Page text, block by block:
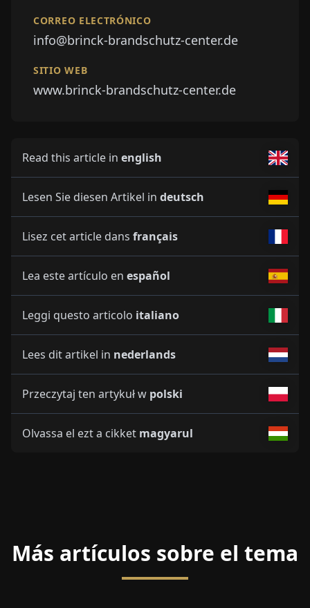
CORREO ELECTRÓNICO
info@brinck-brandschutz-center.de
SITIO WEB
www.brinck-brandschutz-center.de
Read this article in english
Lesen Sie diesen Artikel in deutsch
Lisez cet article dans français
Lea este artículo en español
Leggi questo articolo italiano
Lees dit artikel in nederlands
Przeczytaj ten artykuł w polski
Olvassa el ezt a cikket magyarul
Más artículos sobre el tema